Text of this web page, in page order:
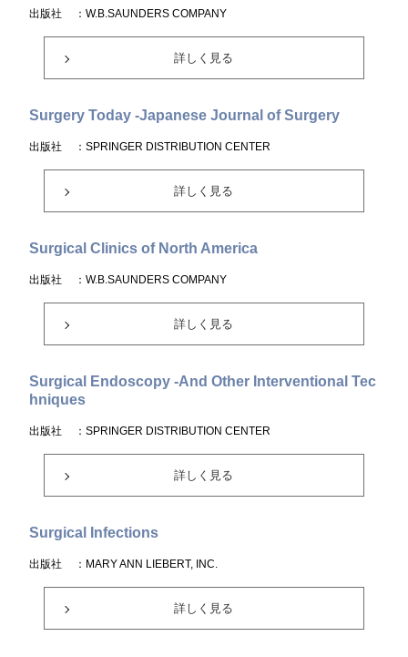
出版社 ：W.B.SAUNDERS COMPANY
詳しく見る
Surgery Today -Japanese Journal of Surgery
出版社 ：SPRINGER DISTRIBUTION CENTER
詳しく見る
Surgical Clinics of North America
出版社 ：W.B.SAUNDERS COMPANY
詳しく見る
Surgical Endoscopy -And Other Interventional Tec
hniques
出版社 ：SPRINGER DISTRIBUTION CENTER
詳しく見る
Surgical Infections
出版社 ：MARY ANN LIEBERT, INC.
詳しく見る